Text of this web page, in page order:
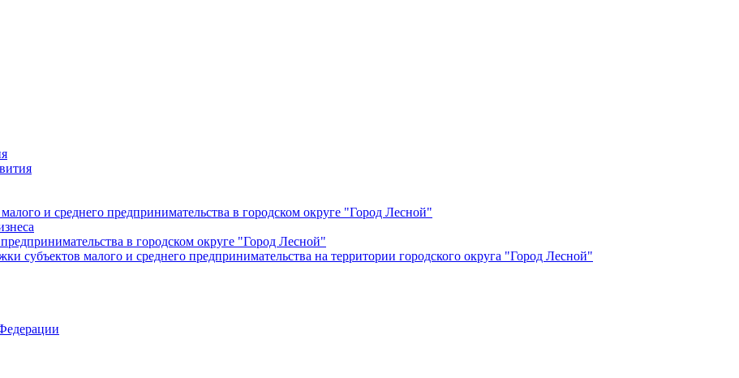
и среднего предпринимательства в городском округе "Город Лесной"
в городском округе "Город Лесной"
субъектов малого и среднего предпринимательства на территории городского округа "Город Лесной"